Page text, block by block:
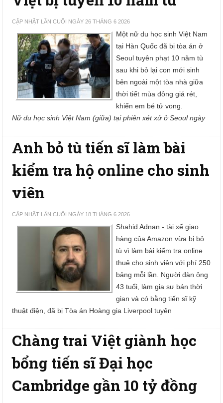
CẬP NHẬT LẦN CUỐI NGÀY 26 THÁNG 6 2026
Một nữ du học sinh Việt Nam
tại Hàn Quốc đã bị tòa án ở
Seoul tuyên phạt 10 năm tù
sau khi bỏ lại con mới sinh
bên ngoài một tòa nhà giữa
thời tiết mùa đông giá rét,
khiến em bé tử vong.
Nữ du học sinh Việt Nam (giữa) tại phiên xét xử ở Seoul ngày
Anh bỏ tù tiến sĩ làm bài
kiểm tra hộ online cho sinh
viên
CẬP NHẬT LẦN CUỐI NGÀY 18 THÁNG 6 2026
Shahid Adnan - tài xế giao
hàng của Amazon vừa bị bỏ
tù vì làm bài kiểm tra online
thuê cho sinh viên với phí 250
bảng mỗi lần. Người đàn ông
43 tuổi, làm gia sư bán thời
gian và có bằng tiến sĩ kỹ
thuật điện, đã bị Tòa án Hoàng gia Liverpool tuyên
Chàng trai Việt giành học
bổng tiến sĩ Đại học
Cambridge gần 10 tỷ đồng